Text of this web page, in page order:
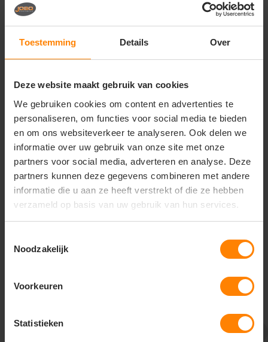
Toestemming Details Over
Deze website maakt gebruik van cookies
We gebruiken cookies om content en advertenties te
personaliseren, om functies voor social media te bieden
en om ons websiteverkeer te analyseren. Ook delen we
informatie over uw gebruik van onze site met onze
partners voor social media, adverteren en analyse. Deze
partners kunnen deze gegevens combineren met andere
informatie die u aan ze heeft verstrekt of die ze hebben
verzameld op basis van uw gebruik van hun services.
Noodzakelijk
Voorkeuren
Statistieken
Vragen? Neem contact
op met onze
call +31(0)418 511 972
mail info@jobopromotions.nl
store Bezoek onze showroom:
Provincialeweg 59 - Velddriel
Dit vind je misschien ook leuk
Items van productcarrousel
ROLY